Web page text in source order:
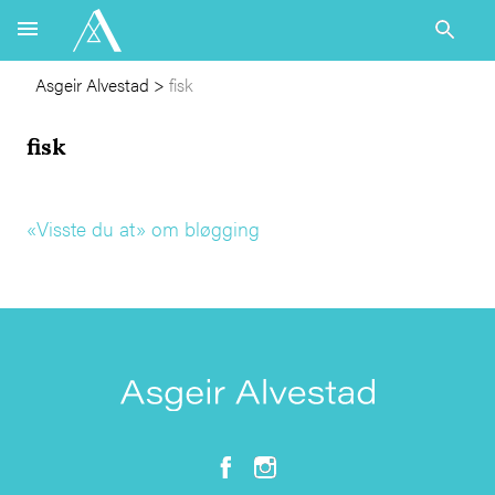
Asgeir Alvestad > fisk
fisk
«Visste du at» om bløgging